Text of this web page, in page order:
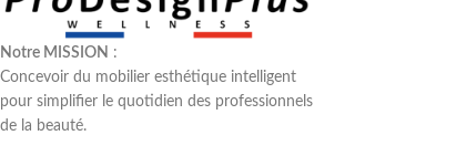
Notre MISSION :
Concevoir du mobilier esthétique intelligent
pour simplifier le quotidien des professionnels
de la beauté.